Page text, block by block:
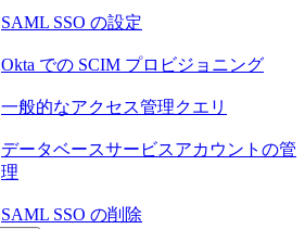
SAML SSO の設定
Okta での SCIM プロビジョニング
一般的なアクセス管理クエリ
データベースサービスアカウントの管
理
SAML SSO の削除